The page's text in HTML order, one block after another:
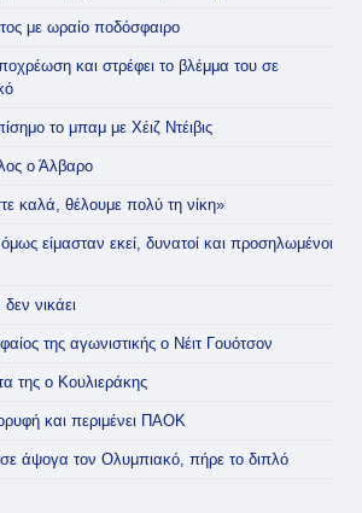
με ωραίο ποδόσφαιρο
και στρέφει το βλέμμα του σε
το μπαμ με Χέιζ Ντέιβις
ο Άλβαρο
καλά, θέλουμε πολύ τη νίκη»
είμασταν εκεί, δυνατοί και προσηλωμένοι
νικάει
της αγωνιστικής ο Νέιτ Γουότσον
της ο Κουλιεράκης
και περιμένει ΠΑΟΚ
άψογα τον Ολυμπιακό, πήρε το διπλό